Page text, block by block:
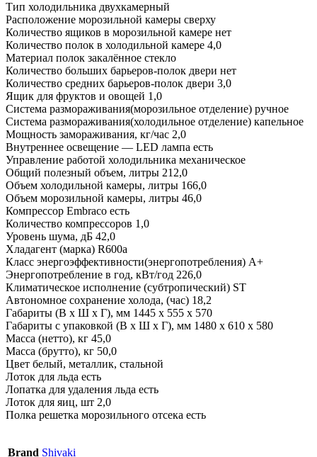
Тип холодильника двухкамерный
Расположение морозильной камеры сверху
Количество ящиков в морозильной камере нет
Количество полок в холодильной камере 4,0
Материал полок закалённое стекло
Количество больших барьеров-полок двери нет
Количество средних барьеров-полок двери 3,0
Ящик для фруктов и овощей 1,0
Система размораживания(морозильное отделение) ручное
Система размораживания(холодильное отделение) капельное
Мощность замораживания, кг/час 2,0
Внутреннее освещение — LED лампа есть
Управление работой холодильника механическое
Общий полезный объем, литры 212,0
Объем холодильной камеры, литры 166,0
Объем морозильной камеры, литры 46,0
Компрессор Embraco есть
Количество компрессоров 1,0
Уровень шума, дБ 42,0
Хладагент (марка) R600a
Класс энергоэффективности(энергопотребления) А+
Энергопотребление в год, кВт/год 226,0
Климатическое исполнение (субтропический) ST
Автономноe cохрaнeниe холодa, (час) 18,2
Габариты (В х Ш х Г), мм 1445 х 555 х 570
Габариты с упаковкой (В х Ш х Г), мм 1480 х 610 х 580
Масса (нетто), кг 45,0
Масса (брутто), кг 50,0
Цвет белый, металлик, стальной
Лоток для льда есть
Лопатка для удаления льда есть
Лоток для яиц, шт 2,0
Полка решетка морозильного отсека есть
Brand Shivaki